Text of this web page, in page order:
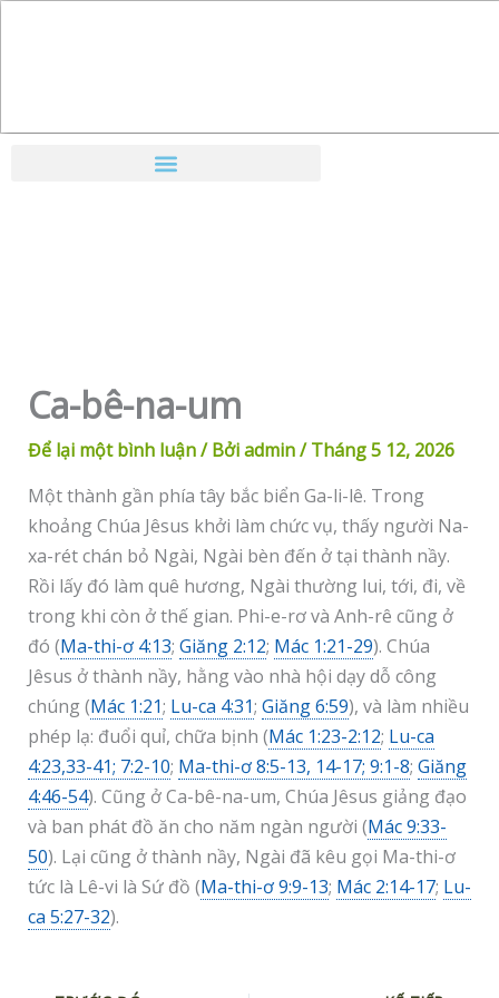
Ca-bê-na-um
Để lại một bình luận/ Bởiadmin/Tháng 5 12, 2026
Một thành gần phía tây bắc biển Ga-li-lê. Trong
khoảng Chúa Jêsus khởi làm chức vụ, thấy người Na-
xa-rét chán bỏ Ngài, Ngài bèn đến ở tại thành nầy.
Rồi lấy đó làm quê hương, Ngài thường lui, tới, đi, về
trong khi còn ở thế gian. Phi-e-rơ và Anh-rê cũng ở
đó (Ma-thi-ơ 4:13; Giăng 2:12; Mác 1:21-29). Chúa
Jêsus ở thành nầy, hằng vào nhà hội dạy dỗ công
chúng (Mác 1:21; Lu-ca 4:31; Giăng 6:59), và làm nhiều
phép lạ: đuổi quỉ, chữa bịnh (Mác 1:23-2:12; Lu-ca
4:23,33-41; 7:2-10; Ma-thi-ơ 8:5-13, 14-17; 9:1-8; Giăng
4:46-54). Cũng ở Ca-bê-na-um, Chúa Jêsus giảng đạo
và ban phát đồ ăn cho năm ngàn người (Mác 9:33-
50). Lại cũng ở thành nầy, Ngài đã kêu gọi Ma-thi-ơ
tức là Lê-vi là Sứ đồ (Ma-thi-ơ 9:9-13; Mác 2:14-17; Lu-
ca 5:27-32).